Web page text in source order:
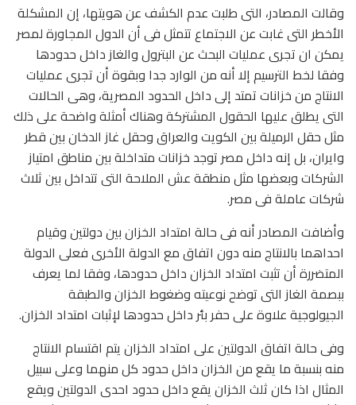
وقالت المصادر، التى طلبت عدم الكشف عن هويتها، إن المشكلة
الأخطر التى غابت عن الاجتماع تتمثل فى أن الدول المجاورة لمصر
يمكن ان تجرى عمليات البحث عن البترول والغاز داخل حدودها
وفقا لخط الترسيم إلا أنه من الوارد جدا وبقوة أن تجرى عمليات
الانتاج من خزانات تمتد إلى داخل الحدود المصرية، وهى الحالات
التى يطلق عليها الحقول المشتركة وهناك أمثلة واضحة على ذلك
مثل حقل الرميلة بين الكويت والعراق وحقل غاز الدخان بين قطر
وايران، بل إنه داخل مصر توجد خزانات متداخلة بين مناطق امتياز
الشركات وبعضها مثل منطقة عش الملاحة التى تتداخل بين ثلاث
شركات عاملة فى مصر.
وأضافت المصادر أنه فى حالة امتداد الخزان بين دولتين وقيام
احداهما بالانتاج منه دون اتفاق مع الدولة الأخرى فعلى الدولة
المتضررة أن تثبت امتداد الخزان داخل حدودها، وفقا لما يعرف
ببصمة الغاز التى توضح نوعيته وضغوط الخزان والطبقة
الجيولوجية علاوة على حفر بئر داخل حدودها لإثبات امتداد الخزان.
وفى حالة اتفاق الدولتين على امتداد الخزان يتم اقتسام الانتاج
منه بنسبة ما يقع من الخزان داخل حدود كل منهما وعلى سبيل
المثال اذا كان ثلث الخزان يقع داخل حدود احدى الدولتين ويقع